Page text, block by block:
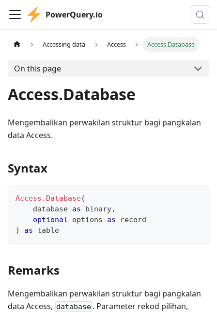
PowerQuery.io
Accessing data Access Access.Database
On this page
Access.Database
Mengembalikan perwakilan struktur bagi pangkalan
data Access.
Syntax
Access.Database(
    database
as binary,
optional options as
record
)
as table
Remarks
Mengembalikan perwakilan struktur bagi pangkalan
data Access, database . Parameter rekod pilihan,